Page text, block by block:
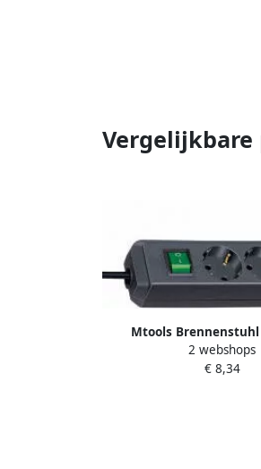
Mtools Brennenstuhl
stekkerdoos met
zwart 3m H05VV-F
2 webshops
€ 8,34